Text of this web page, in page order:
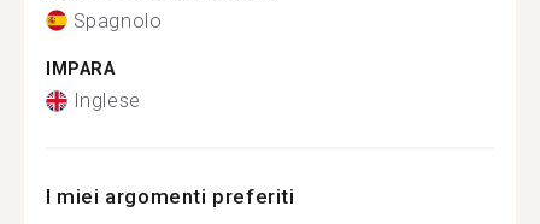
Spagnolo
IMPARA
Inglese
I miei argomenti preferiti